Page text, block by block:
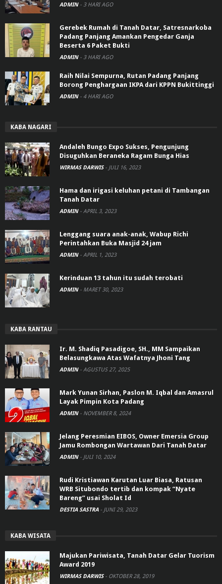
ADMIN - 3 HARI AGO
Gerebek Rumah di Tanah Datar, Satresnarkoba
Padang Panjang Amankan Pengedar Ganja
Beserta 6 Paket Bukti
ADMIN - 3 HARI AGO
Raih Nilai Sempurna, Rutan Padang Panjang
Borong Penghargaan IKPA dari KPPN Bukittinggi
ADMIN - 4 HARI AGO
KABA NAGARI
Andaleh Bungo Expo Sukses, Pengunjung
Disuguhkan Beraneka Ragam Bunga Hias
WIRMAS DARWIS - JULI 16, 2023
Hama dan irigasi keluhan petani di Tambangan
Tanah Datar
ADMIN - APRIL 3, 2023
Lenggang suara anak-anak, Wabup Richi
Perintahkan Buka Masjid 24 jam
ADMIN - APRIL 1, 2023
Kerinduan 13 tahun itu sudah terobati
ADMIN - MARET 30, 2023
KABA RANTAU
Ir. M. Shadiq Pasadigoe, SH., MM Sampaikan
Belasungkawa Atas Wafatnya Jhoni Tang
ADMIN - AGUSTUS 27, 2025
Mark Yunan Sirhan, Paslon M. Iqbal dan Amasrul
Layak Pimpin Kota Padang
ADMIN - NOVEMBER 8, 2024
Jelang Peresmian EIBOS, Owner Emersia Group
Jamu Rombongan Wartawan Dari Tanah Datar
ADMIN - JULI 10, 2024
Rudi Kristiawan Karutan Luar Biasa, Ratusan
WRB Situbondo tertib dan kompak “Nyate
Bareng” usai Sholat Id
DESTIA SASTRA - JUNI 29, 2023
KABA WISATA
Majukan Pariwisata, Tanah Datar Gelar Tuorism
Award 2019
WIRMAS DARWIS - OKTOBER 28, 2019